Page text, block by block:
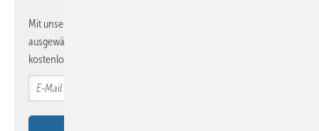
Mit unserem Newsletter erhalten Sie regelmäßig von uns
ausgewählte Informationen und Neuigkeiten, gebündelt und
kostenlos direkt ins Postfach.